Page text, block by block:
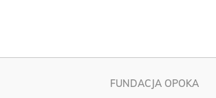
FUNDACJA OPOKA